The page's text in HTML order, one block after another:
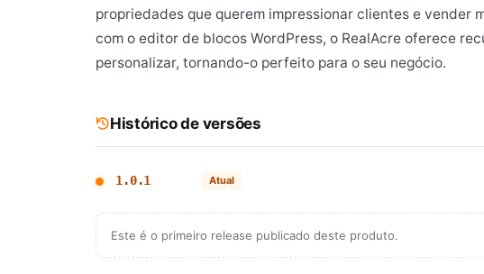
propriedades que querem impressionar clientes e vender
com o editor de blocos WordPress, o RealAcre oferece
personalizar, tornando-o perfeito para o seu negócio.
Histórico de versões
1.0.1 Atual
Este é o primeiro release publicado deste produto.